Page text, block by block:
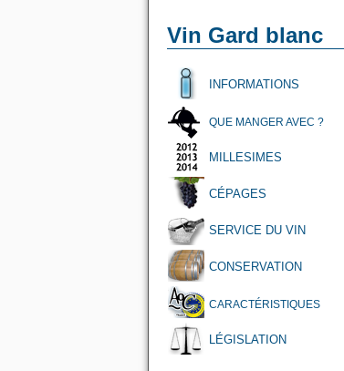
Vin Gard blanc
INFORMATIONS
QUE MANGER AVEC ?
MILLESIMES
CÉPAGES
SERVICE DU VIN
CONSERVATION
CARACTÉRISTIQUES
LÉGISLATION